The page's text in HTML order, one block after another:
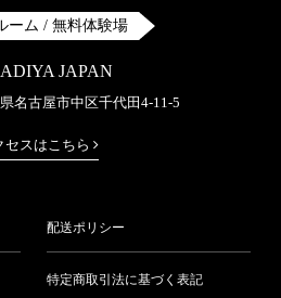
ーム / 無料体験場
JAPAN
名古屋市中区千代田4-11-5
セスはこちら
配送ポリシー
特定商取引法に基づく表記